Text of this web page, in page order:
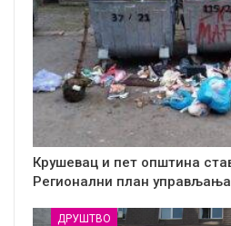
Крушевац и пет општина
Регионални план
ДРУШТВО